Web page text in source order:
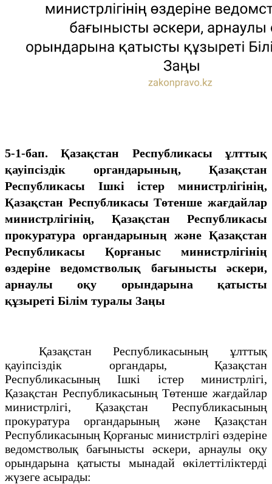
5-1-бап. Қазақстан Республикасы ұлттық
қауіпсіздік органдарының, Қазақстан
Республикасы Ішкі істер министрлігінің,
Қазақстан Республикасы Төтенше жағдайлар
министрлігінің, Қазақстан Республикасы
прокуратура органдарының және Қазақстан
Республикасы Қорғаныс министрлігінің
өздеріне ведомстволық бағынысты әскери,
арнаулы оқу орындарына қатысты
құзыреті Білім туралы Заңы
Қазақстан Республикасының ұлттық
қауіпсіздік органдары, Қазақстан
Республикасының Ішкі істер министрлігі,
Қазақстан Республикасының Төтенше жағдайлар
министрлігі, Қазақстан Республикасының
прокуратура органдарының және Қазақстан
Республикасының Қорғаныс министрлігі өздеріне
ведомстволық бағынысты әскери, арнаулы оқу
орындарына қатысты мынадай өкілеттіліктерді
жүзеге асырады: